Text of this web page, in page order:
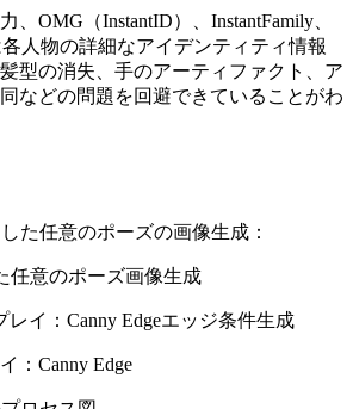
、OMG（InstantID）、InstantFamily、
各人物の詳細なアイデンティティ情報
型の消失、手のアーティファクト、ア
などの問題を回避できていることがわ
た任意のポーズの画像生成：
レイ：Canny Edgeエッジ条件生成